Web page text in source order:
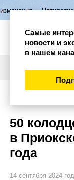
семьи в
50
в
года
14 сентября 2024
Самые
новости и
в нашем